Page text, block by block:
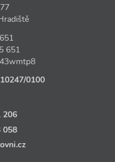
651
43wmtp8
/0100
206
058